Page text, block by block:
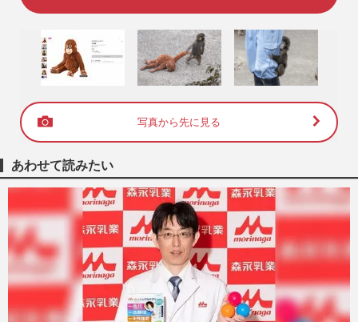
写真から先に見る
あわせて読みたい